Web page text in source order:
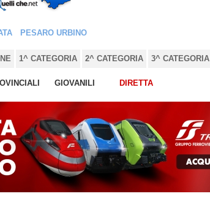
PESARO URBINO
1^ CATEGORIA 2^ CATEGORIA 3^ CATEGORIA
GIOVANILI DIRETTA